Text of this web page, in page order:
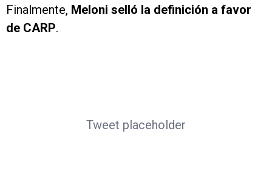
Finalmente, Meloni selló la definición a favor
de CARP.
Tweet placeholder